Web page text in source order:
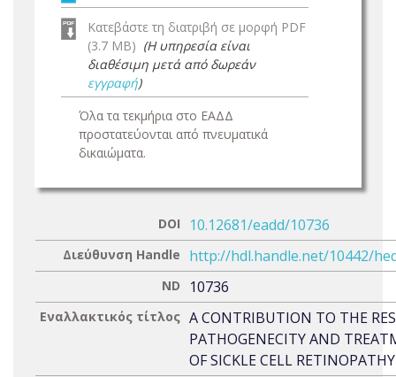
Κατεβάστε τη διατριβή σε μορφή PDF
(3.7 MB) (Η υπηρεσία είναι
διαθέσιμη μετά από δωρεάν
εγγραφή)
Όλα τα τεκμήρια στο ΕΑΔΔ
προστατεύονται από πνευματικά
δικαιώματα.
DOI 10.12681/eadd/10736
Διεύθυνση Handle http://hdl.handle.net/10442/
ND 10736
Εναλλακτικός τίτλος A CONTRIBUTION TO THE
PATHOGENECITY AND
OF SICKLE CELL RETINOPATHY